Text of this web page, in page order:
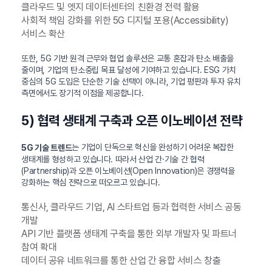
클라우드 및 엣지 데이터센터의 친환경 전력 활용
사회적 책임 강화를 위한 5G 디지털 포용(Accessibility)
서비스 확산
또한, 5G 기반 원격 근무와 협업 솔루션은 교통 혼잡과 탄소 배출을
줄이며, 기업의 탄소중립 목표 달성에 기여하고 있습니다. ESG 가치
중심의 5G 도입은 단순한 기술 선택이 아니라, 기업 평판과 투자 유치
측면에서도 장기적 이점을 제공합니다.
5) 협력 생태계 구축과 오픈 이노베이션 전략
5G 기술 트렌드는 기업이 단독으로 혁신을 완성하기 어려운 복잡한
생태계를 형성하고 있습니다. 따라서 산업 간·기술 간 협력
(Partnership)과 오픈 이노베이션(Open Innovation)은 경쟁력을
강화하는 핵심 전략으로 떠오르고 있습니다.
통신사, 클라우드 기업, AI 스타트업 등과 협력한 서비스 공동
개발
API 기반 플랫폼 생태계 구축을 통한 외부 개발자 및 파트너
참여 확대
데이터 공유 네트워크를 통한 산업 간 융합 서비스 창출